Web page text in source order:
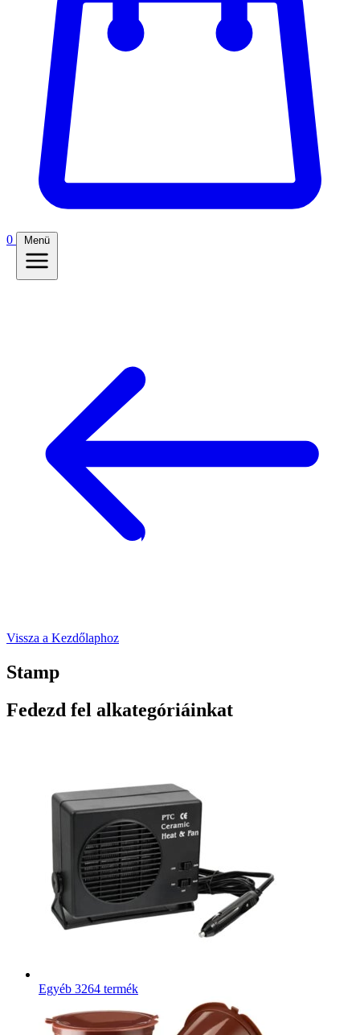
0 Menü
Vissza a Kezdőlaphoz
Stamp
Fedezd fel alkategóriáinkat
Egyéb 3264 termék